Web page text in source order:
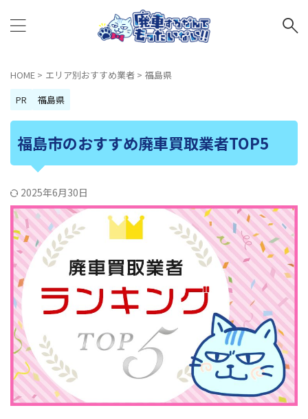
HOME > エリア別おすすめ業者 > 福島県
PR
福島県
福島市のおすすめ廃車買取業者TOP5
2025年6月30日